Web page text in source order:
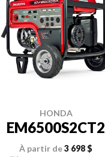
HONDA
EM6500S2CT2
À partir de3 698 $